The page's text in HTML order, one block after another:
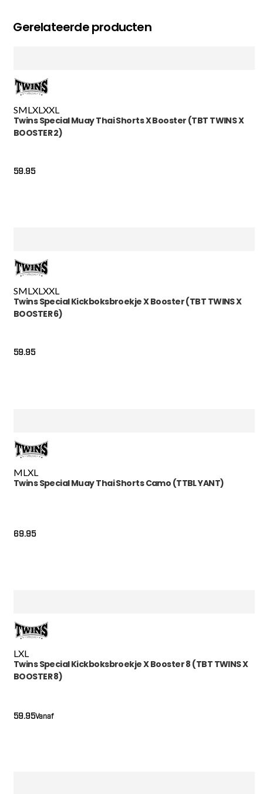
Gerelateerde producten
SML XL XXL
Twins Special Muay Thai Shorts X Booster (TBT TWINS X
BOOSTER 2)
59.95
SMLXLXXL
Twins Special Kickboksbroekje X Booster (TBT TWINS X
BOOSTER 6)
59.95
ML XL
Twins Special Muay Thai Shorts Camo (TTBL YANT)
69.95
LXL
Twins Special Kickboksbroekje X Booster 8 (TBT TWINS X
BOOSTER 8)
Vanaf
59.95